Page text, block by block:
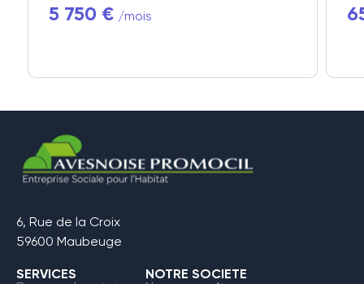
5 750 € /mois
6, Rue de la Croix
59600 Maubeuge
SERVICES
NOTRE SOCIETE